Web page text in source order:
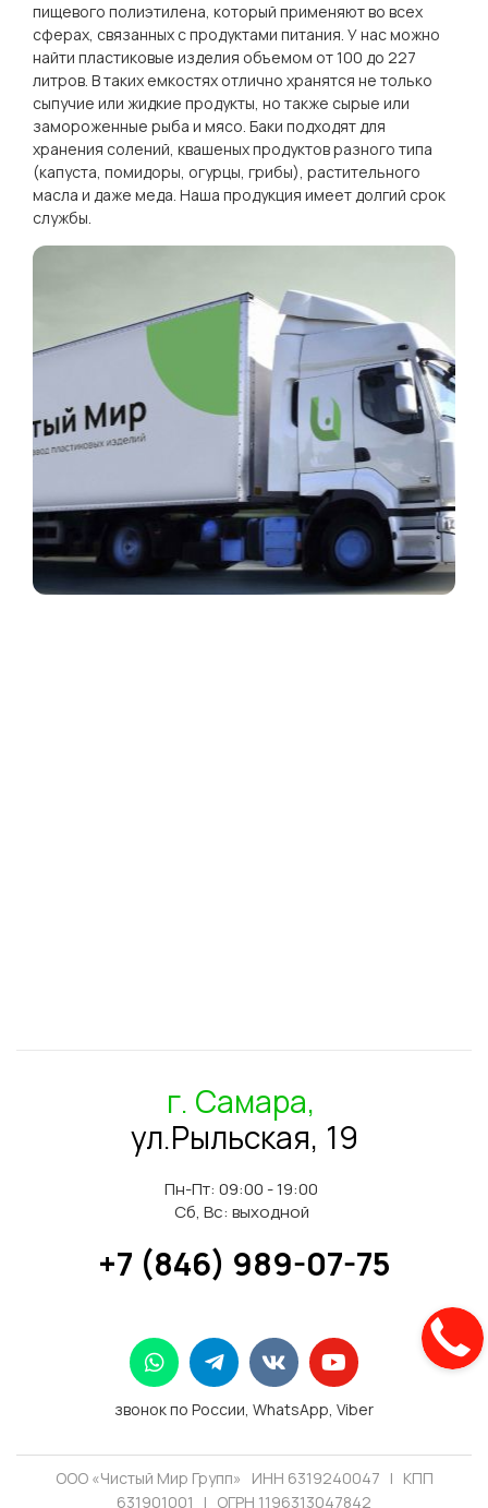
пищевого полиэтилена, который применяют во всех
сферах, связанных с продуктами питания. У нас можно
найти пластиковые изделия объемом от 100 до 227
литров. В таких емкостях отлично хранятся не только
сыпучие или жидкие продукты, но также сырые или
замороженные рыба и мясо. Баки подходят для
хранения солений, квашеных продуктов разного типа
(капуста, помидоры, огурцы, грибы), растительного
масла и даже меда. Наша продукция имеет долгий срок
службы.
г. Самара,
ул.Рыльская, 19
Пн-Пт: 09:00 - 19:00
Сб, Вс: выходной
+7 (846) 989-07-75
звонок по России, WhatsApp, Viber
ООО «Чистый Мир Групп» ИНН 6319240047 | КПП
631901001 | ОГРН 1196313047842